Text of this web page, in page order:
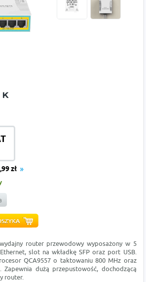
zł
router przewodowy wyposażony w 5
slot na wkładkę SFP oraz port USB.
QCA9557 o taktowaniu 800 MHz oraz
Zapewnia dużą przepustowość, dochodzącą
router.